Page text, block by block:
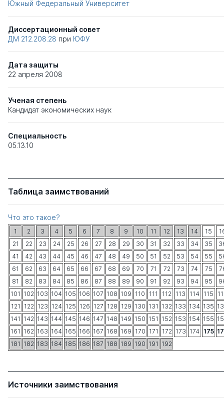
Южный Федеральный Университет
Диссертационный совет
ДМ 212.208.28 при ЮФУ
Дата защиты
22 апреля 2008
Ученая степень
Кандидат экономических наук
Специальность
05.13.10
Таблица заимствований
Что это такое?
1 2 3 4 5 6 7 8 9 10 11 12 13 14 15
21
22 23 24 25 26 27 28 29 30 31 32 33 34 35
41
42 43 44 45 46 47 48 49 50 51 52 53 54 55
61
62 63 64 65 66 67 68 69 70 71 72 73 74 75
81
82 83 84 85 86 87 88 89 90 91 92 93 94 95
101 102 103 104 105 106 107 108 109 110 111 112 113 114 115
121
122 123 124 125 126 127 128 129 130 131 132 133 134 135
141 142 143 144 145 146 147 148 149 150 151 152 153 154 155
161 162 163 164 165 166 167 168 169 170 171 172 173 174 175
181 182 183 184 185 186 187 188 189 190 191 192
Источники заимствования